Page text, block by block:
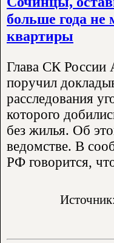
больше года не
квартиры
Глава СК России
поручил
расследования
которого
без жилья. Об
ведомстве. В
РФ говорится,